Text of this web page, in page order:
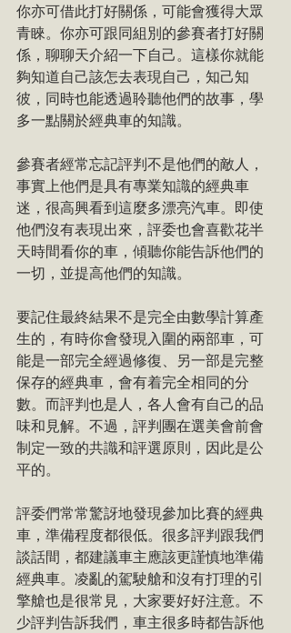
你亦可借此打好關係，可能會獲得大眾
青睞。你亦可跟同組別的參賽者打好關
係，聊聊天介紹一下自己。這樣你就能
夠知道自己該怎去表現自己，知己知
彼，同時也能透過聆聽他們的故事，學
多一點關於經典車的知識。
參賽者經常忘記評判不是他們的敵人，
事實上他們是具有專業知識的經典車
迷，很高興看到這麼多漂亮汽車。即使
他們沒有表現出來，評委也會喜歡花半
天時間看你的車，傾聽你能告訴他們的
一切，並提高他們的知識。
要記住最終結果不是完全由數學計算產
生的，有時你會發現入圍的兩部車，可
能是一部完全經過修復、另一部是完整
保存的經典車，會有着完全相同的分
數。而評判也是人，各人會有自己的品
味和見解。不過，評判團在選美會前會
制定一致的共識和評選原則，因此是公
平的。
評委們常常驚訝地發現參加比賽的經典
車，準備程度都很低。很多評判跟我們
談話間，都建議車主應該更謹慎地準備
經典車。凌亂的駕駛艙和沒有打理的引
擎艙也是很常見，大家要好好注意。不
少評判告訴我們，車主很多時都告訴他